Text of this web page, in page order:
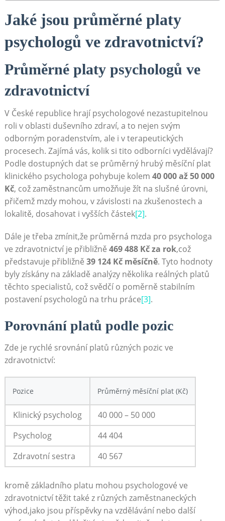
Jaké jsou průměrné platy
psychologů ve zdravotnictví?
Průměrné platy psychologů ve
zdravotnictví
V České republice hrají psychologové nezastupitelnou
roli v oblasti duševního zdraví, a to nejen svým
odborným poradenstvím, ale i v terapeutických
procesech. Zajímá vás, kolik si tito odborníci vydělávají?
Podle dostupných dat se průměrný hrubý měsíční plat
klinického psychologa pohybuje kolem 40 000 až 50 000
Kč, což zaměstnancům umožňuje žít na slušné úrovni,
přičemž mzdy mohou, v závislosti na zkušenostech a
lokalitě, dosahovat i vyšších částek[2].
Dále je třeba zmínit,že průměrná mzda pro psychologa
ve zdravotnictví je přibližně 469 488 Kč za rok,což
představuje přibližně 39 124 Kč měsíčně. Tyto hodnoty
byly získány na základě analýzy několika reálných platů
těchto specialistů, což svědčí o poměrně stabilním
postavení psychologů na trhu práce[3].
Porovnání platů podle pozic
Zde je rychlé srovnání platů různých pozic ve
zdravotnictví:
Pozice Průměrný měsíční plat (Kč)
Klinický psycholog
40 000 – 50 000
Psycholog
44 404
Zdravotní sestra
40 567
kromě základního platu mohou psychologové ve
zdravotnictví těžit také z různých zaměstnaneckých
výhod,jako jsou příspěvky na vzdělávání nebo další